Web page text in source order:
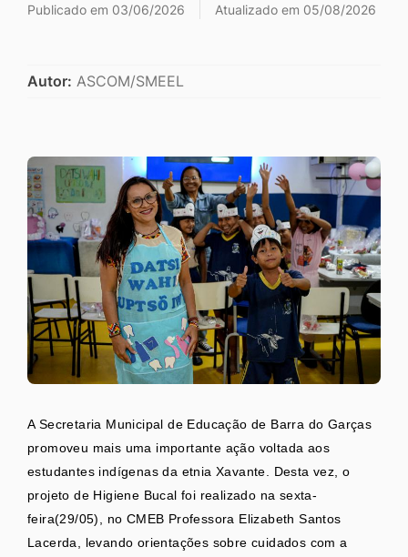
Publicado em 03/06/2026 Atualizado em 05/08/2026
Autor: ASCOM/SMEEL
A Secretaria Municipal de Educação de Barra do Garças
promoveu mais uma importante ação voltada aos
estudantes indígenas da etnia Xavante. Desta vez, o
projeto de Higiene Bucal foi realizado na sexta-
feira(29/05), no CMEB Professora Elizabeth Santos
Lacerda, levando orientações sobre cuidados com a